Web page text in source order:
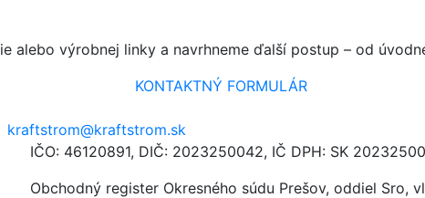
alebo výrobnej linky a navrhneme ďalší postup – od
KONTAKTNÝ FORMULÁR
kraftstrom@kraftstrom.sk
IČO: 46120891, DIČ: 2023250042, IČ DPH: SK
Obchodný register Okresného súdu Prešov, oddiel Sro,